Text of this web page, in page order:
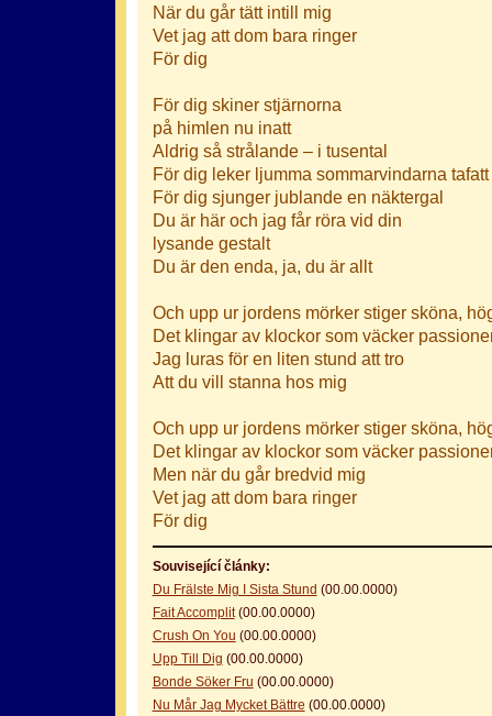
När du går tätt intill mig
Vet jag att dom bara ringer
För dig
För dig skiner stjärnorna
på himlen nu inatt
Aldrig så strålande – i tusental
För dig leker ljumma sommarvindarna tafatt
För dig sjunger jublande en näktergal
Du är här och jag får röra vid din
lysande gestalt
Du är den enda, ja, du är allt
Och upp ur jordens mörker stiger sköna,
Det klingar av klockor som väcker
Jag luras för en liten stund att tro
Att du vill stanna hos mig
Och upp ur jordens mörker stiger sköna,
Det klingar av klockor som väcker
Men när du går bredvid mig
Vet jag att dom bara ringer
För dig
Související články:
Du Frälste Mig I Sista Stund (00.00.0000)
Fait Accomplit(00.00.0000)
Crush On You (00.00.0000)
Upp Till Dig (00.00.0000)
Bonde Söker Fru (00.00.0000)
Nu Mår Jag Mycket Bättre (00.00.0000)